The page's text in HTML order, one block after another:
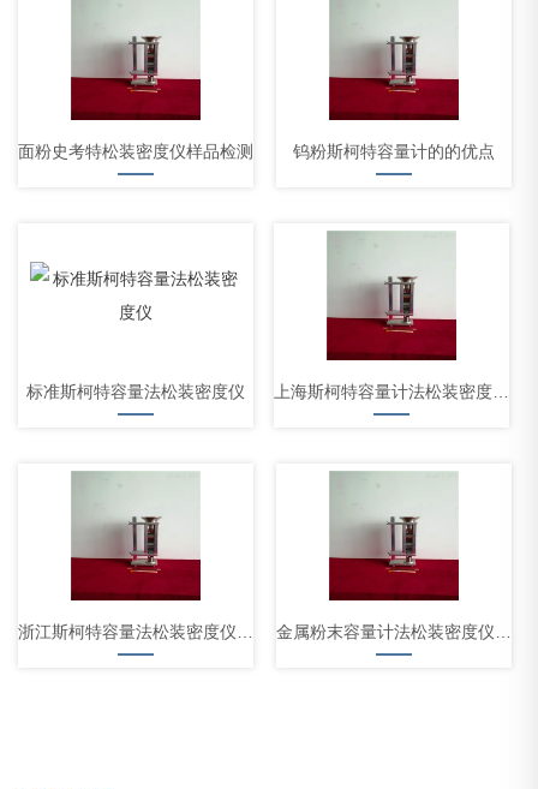
面粉史考特松装密度仪样品检测 钨粉斯柯特容量计的的优点
标准斯柯特容量法松装密度仪